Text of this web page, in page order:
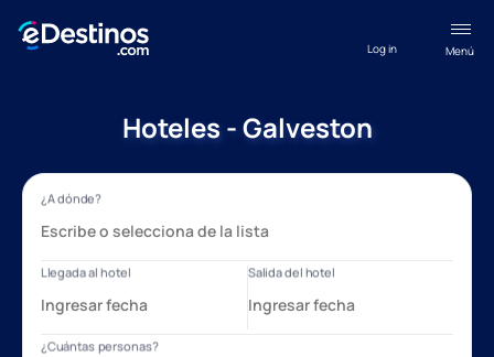
Menú
Log in
Hoteles - Galveston